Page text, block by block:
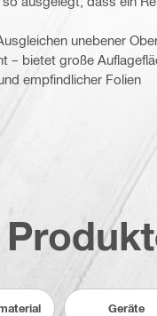
unebener
– bietet große
empfindlicher Folien
Geräte